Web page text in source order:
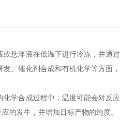
悬浮液在低温下进行冷冻，并通过
、催化剂合成和有机化学等方面，
学合成过程中，温度可能会对反应
的发生，并增加目标产物的纯度。